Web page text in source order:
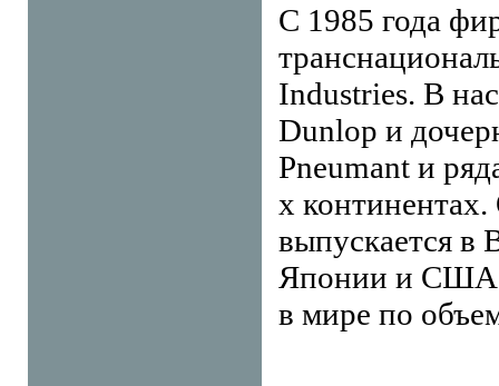
С 1985 года
Industries. В
Dunlop и
Pneumant и
х
выпускается в
Японии и США.
в мире по